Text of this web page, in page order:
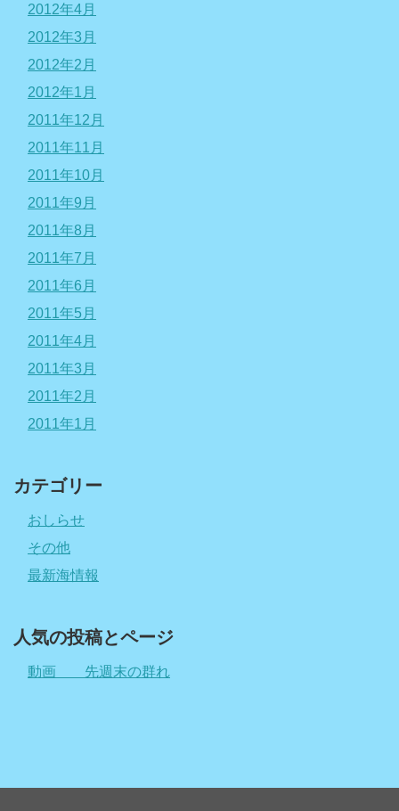
2012年4月
2012年3月
2012年2月
2012年1月
2011年12月
2011年11月
2011年10月
2011年9月
2011年8月
2011年7月
2011年6月
2011年5月
2011年4月
2011年3月
2011年2月
2011年1月
カテゴリー
おしらせ
その他
最新海情報
人気の投稿とページ
動画 先週末の群れ